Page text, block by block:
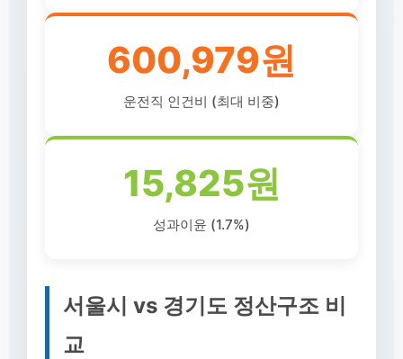
600,979원
운전직 인건비 (최대 비중)
15,825원
성과이윤 (1.7%)
서울시 vs 경기도 정산구조 비
교